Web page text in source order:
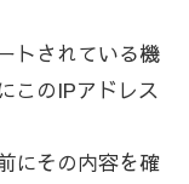
トされている機
このIPアドレス
にその内容を確